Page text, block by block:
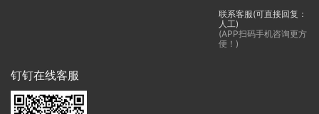
联系客服(可直接回复：
人工)
(APP扫码手机咨询更方
便！)
钉钉在线客服